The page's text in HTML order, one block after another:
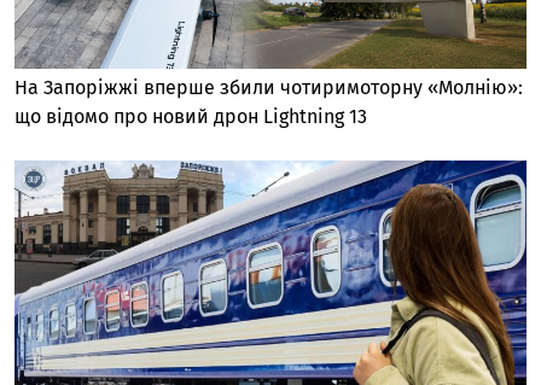
На Запоріжжі вперше збили чотиримоторну «Молнію»:
що відомо про новий дрон Lightning 13